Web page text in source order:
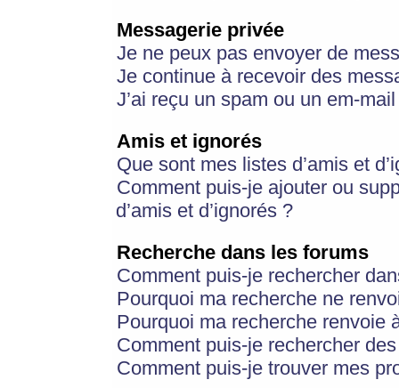
Messagerie privée
Je ne peux pas envoyer de
Je continue à recevoir des
J’ai reçu un spam ou un em-
Amis et ignorés
Que sont mes listes d’amis et
Comment puis-je ajouter ou
d’amis et d’ignorés ?
Recherche dans les forums
Comment puis-je rechercher
Pourquoi ma recherche ne
Pourquoi ma recherche renvoie
Comment puis-je rechercher
Comment puis-je trouver mes